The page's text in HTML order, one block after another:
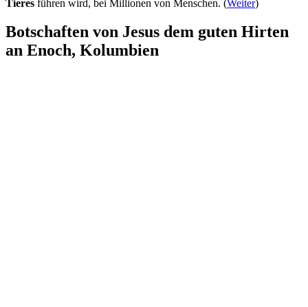
Tieres führen wird, bei Millionen von Menschen. (Weiter)
Botschaften von Jesus dem guten Hirten
an Enoch, Kolumbien